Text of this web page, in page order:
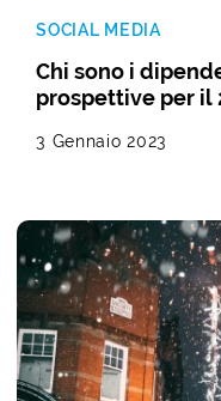
SOCIAL MEDIA
Chi sono i
prospettive per il
3 Gennaio 2023